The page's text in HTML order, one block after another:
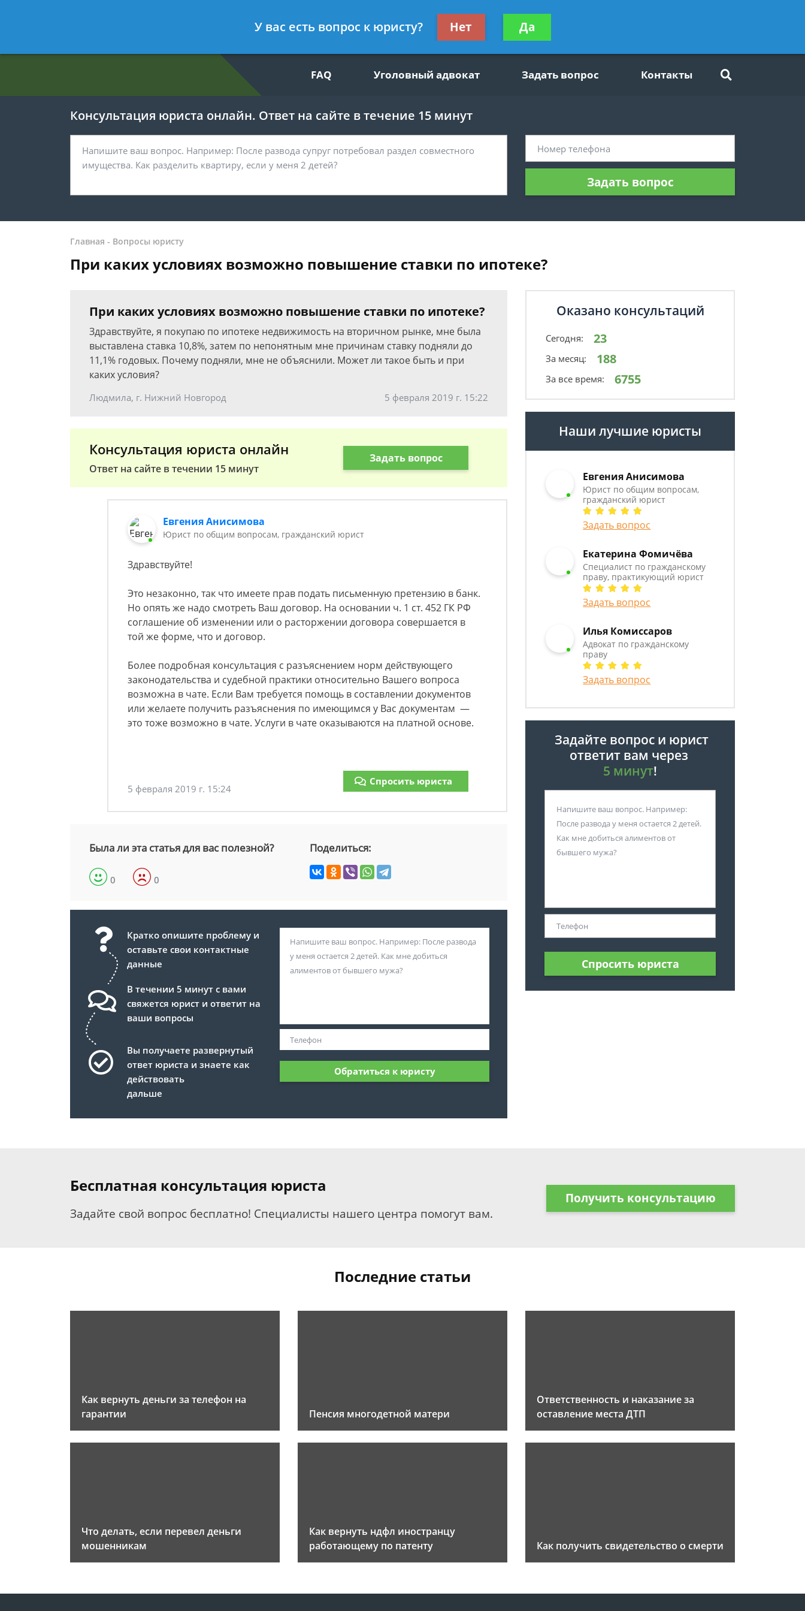
- Юрист по общим вопросам, гражданский юрист
Получите консультацию
бесплатно
FAQ Уголовный адвокат Задать вопрос Контакты
Консультация юриста онлайн. Ответ на сайте в течение 15 минут
Задать вопрос
Главная - Вопросы юристу
При каких условиях возможно повышение ставки по ипотеке?
При каких условиях возможно повышение ставки по ипотеке?
Здравствуйте, я покупаю по ипотеке недвижимость на вторичном рынке, мне была
выставлена ставка 10,8%, затем по непонятным мне причинам ставку подняли до
11,1% годовых. Почему подняли, мне не объяснили. Может ли такое быть и при
каких условия?
Людмила, г. Нижний Новгород 5 февраля 2019 г. 15:22
Консультация юриста онлайн
Ответ на сайте в течении 15 минут
Задать вопрос
Евгения Анисимова
Юрист по общим вопросам, гражданский юрист
Здравствуйте!
Это незаконно, так что имеете прав подать письменную претензию в банк.
Но опять же надо смотреть Ваш договор. На основании ч. 1 ст. 452 ГК РФ
соглашение об изменении или о расторжении договора совершается в
той же форме, что и договор.
Более подробная консультация с разъяснением норм действующего
законодательства и судебной практики относительно Вашего вопроса
возможна в чате. Если Вам требуется помощь в составлении документов
или желаете получить разъяснения по имеющимся у Вас документам —
это тоже возможно в чате. Услуги в чате оказываются на платной основе.
5 февраля 2019 г. 15:24
Спросить юриста
Была ли эта статья для вас полезной?
0 0
Поделиться:
Кратко опишите проблему и
оставьте свои контактные
данные
В течении 5 минут с вами
свяжется юрист и ответит на
ваши вопросы
Вы получаете развернутый
ответ юриста и знаете как
действовать
дальше
Обратиться к юристу
Оказано консультаций
Сегодня: 23
За месяц: 188
За все время: 6755
Наши лучшие юристы
Евгения Анисимова
Юрист по общим вопросам,
гражданский юрист
Задать вопрос
Екатерина Фомичёва
Специалист по гражданскому
праву, практикующий юрист
Задать вопрос
Илья Комиссаров
Адвокат по гражданскому
праву
Задать вопрос
Задайте вопрос и юрист
ответит вам через
5 минут!
Спросить юриста
Бесплатная консультация юриста
Задайте свой вопрос бесплатно! Специалисты нашего центра помогут вам.
Получить консультацию
Последние статьи
Как вернуть деньги за телефон на
гарантии
Пенсия многодетной матери
Ответственность и наказание за
оставление места ДТП
Что делать, если перевел деньги
мошенникам
Как вернуть ндфл иностранцу
работающему по патенту
Как получить свидетельство о смерти
У вас есть вопрос к юристу? Нет Да